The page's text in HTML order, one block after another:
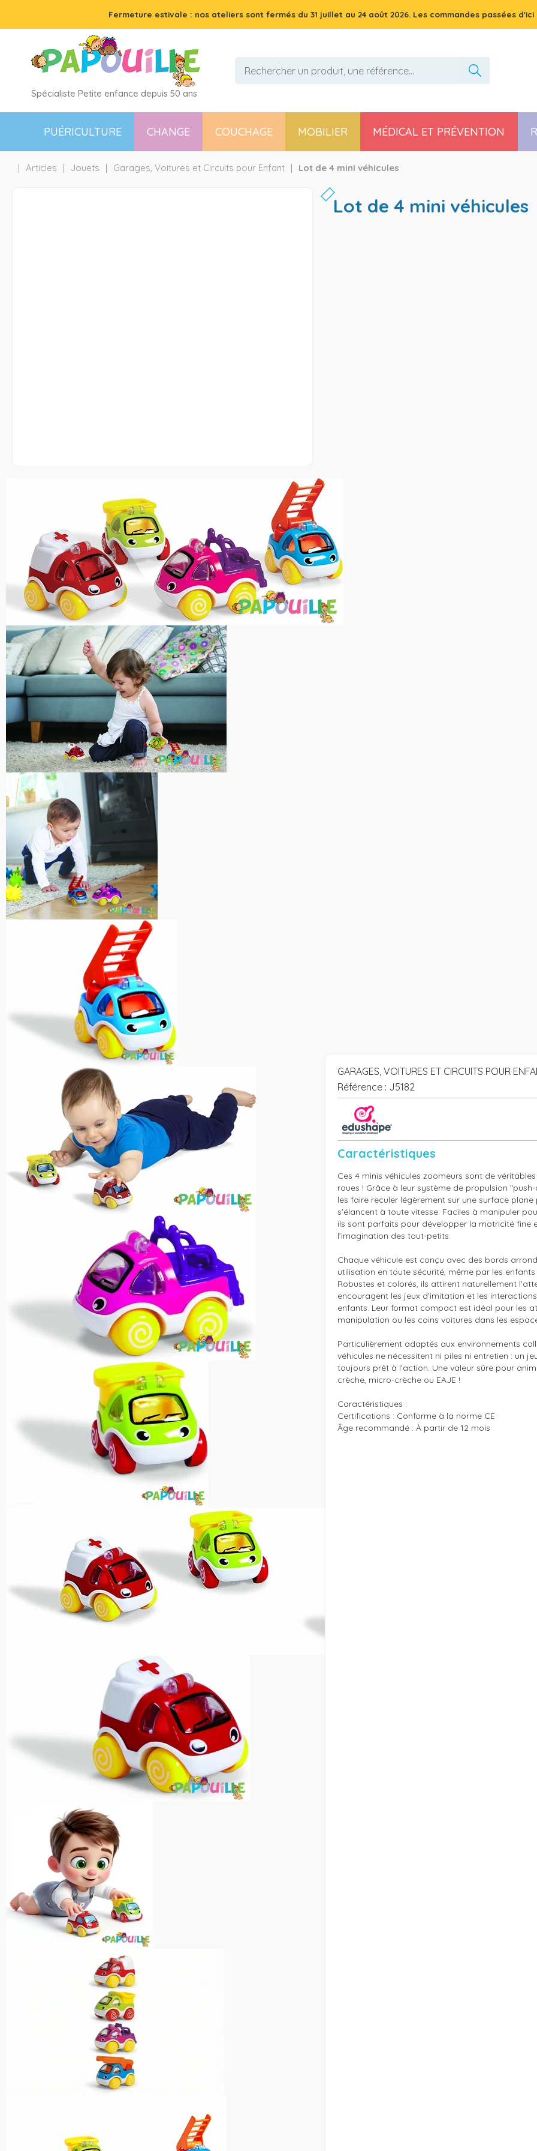
Fermeture estivale : nos ateliers sont fermés du 31 juillet au 24 août 2026. Les commandes passées
Spécialiste Petite enfance depuis 50 ans
PUÉRICULTURE CHANGE COUCHAGE MOBILIER MÉDICAL ET PRÉVENTION
Articles Jouets Garages, Voitures et Circuits pour Enfant Lot de 4 mini véhicules
lot de 4 mini véhicules
GARAGES, VOITURES ET CIRCUITS POUR
Référence : J5182
Caractéristiques
Ces 4 minis véhicules zoomeurs sont de
roues ! Grâce à leur système de propulsion
les faire reculer légèrement sur une surface plane
s'élancent à toute vitesse. Faciles à manipuler
ils sont parfaits pour développer la motricité fine
l’imagination des tout-petits.
Chaque véhicule est conçu avec des bords
utilisation en toute sécurité, même par les enfants
Robustes et colorés, ils attirent naturellement
encouragent les jeux d’imitation et les
enfants. Leur format compact est idéal pour les
manipulation ou les coins voitures dans les
Particulièrement adaptés aux environnements
véhicules ne nécessitent ni piles ni entretien : un
toujours prêt à l’action. Une valeur sûre pour
crèche, micro-crèche ou EAJE !
Caractéristiques :
Certifications : Conforme à la norme CE
Âge recommandé : À partir de 12 mois